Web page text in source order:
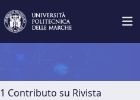
1 Contributo su Rivista